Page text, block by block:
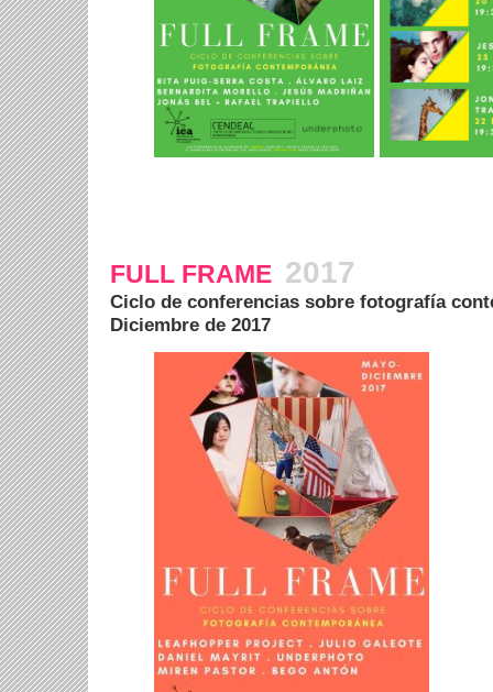
FULL FRAME 2017
Ciclo de conferencias sobre fotografía
Diciembre de 2017